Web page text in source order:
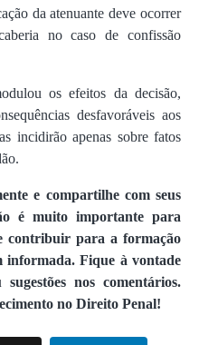
da atenuante deve ocorrer
no caso de confissão
os efeitos da decisão,
desfavoráveis aos
incidirão apenas sobre fatos
e compartilhe com seus
é muito importante para
contribuir para a formação
informada. Fique à vontade
nos comentários.
no Direito Penal!